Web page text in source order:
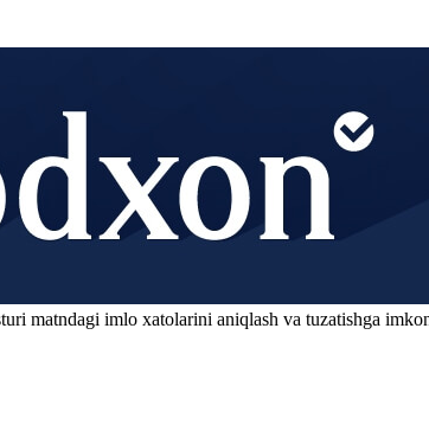
matndagi imlo xatolarini aniqlash va tuzatishga